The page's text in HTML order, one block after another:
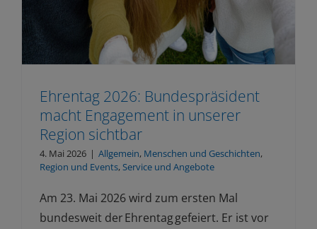
Ehrentag 2026: Bundespräsident
macht Engagement in unserer
Region sichtbar
4. Mai 2026 | Allgemein, Menschen und Geschichten,
Region und Events,Service und Angebote
Am 23. Mai 2026 wird zum ersten Mal
bundesweit der Ehrentag gefeiert. Er ist vor